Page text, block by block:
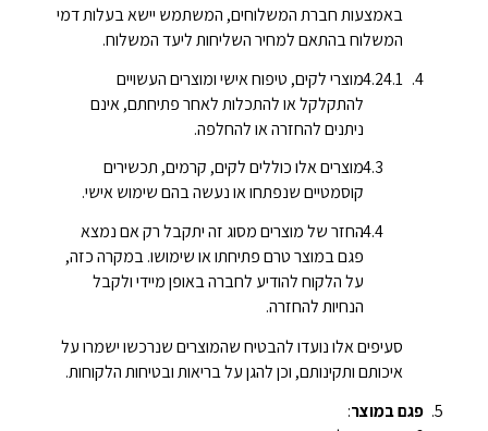
באמצעות חברת המשלוחים, המשתמש יישא בעלות דמי
המשלוח בהתאם למחיר השליחות ליעד המשלוח.
מוצרי לקים, טיפוח אישי ומוצרים העשויים
להתקלקל או להתכלות לאחר פתיחתם, אינם
ניתנים להחזרה או להחלפה.
מוצרים אלו כוללים לקים, קרמים, תכשירים
קוסמטיים שנפתחו או נעשה בהם שימוש אישי.
החזר של מוצרים מסוג זה יתקבל רק אם נמצא
פגם במוצר טרם פתיחתו או שימושו. במקרה כזה,
על הלקוח להודיע לחברה באופן מיידי ולקבל
הנחיות להחזרה.
סעיפים אלו נועדו להבטיח שהמוצרים שנרכשו ישמרו על
איכותם ותקינותם, וכן להגן על בריאות ובטיחות הלקוחות.
פגם במוצר: